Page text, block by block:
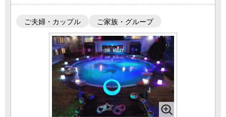
ご夫婦・カップル ご家族・グループ